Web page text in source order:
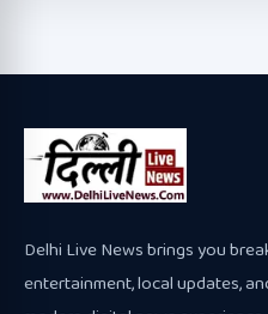
Delhi Live News brings you
entertainment, local updates,